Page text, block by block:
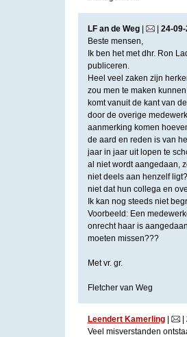
LF an de Weg| | 24-09-
Beste mensen,
Ik ben het met dhr. Ron
publiceren.
Heel veel zaken zijn
zou men te maken
komt vanuit de kant van
door de overige
aanmerking komen
de aard en reden is van
jaar in jaar uit lopen te
al niet wordt aangedaan,
niet deels aan henzelf
niet dat hun collega en
Ik kan nog steeds niet
Voorbeeld: Een
onrecht haar is
moeten missen???
Met vr. gr.
Fletcher van Weg
Leendert Kamerling| |
Veel misverstanden